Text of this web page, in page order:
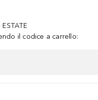
ESTATE
il codice a carrello: